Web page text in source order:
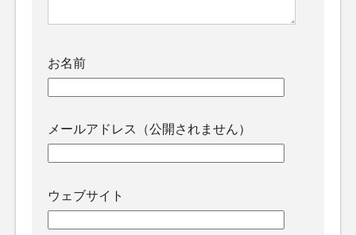
お名前
メールアドレス（公開されません）
ウェブサイト